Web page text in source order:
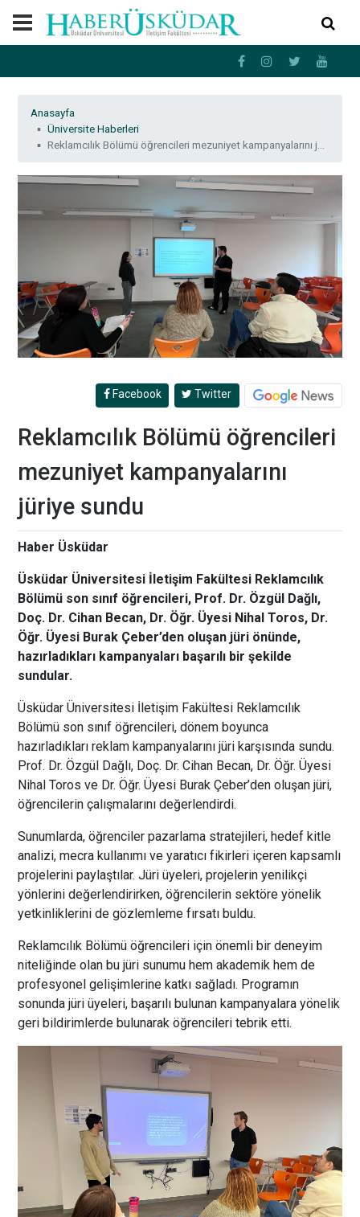
Anasayfa
Üniversite Haberleri
Reklamcılık Bölümü öğrencileri mezuniyet kampanyalarını jüriye sundu
Facebook Twitter
Reklamcılık Bölümü öğrencileri
mezuniyet kampanyalarını
jüriye sundu
Haber Üsküdar
Üsküdar Üniversitesi İletişim Fakültesi Reklamcılık
Bölümü son sınıf öğrencileri, Prof. Dr. Özgül Dağlı,
Doç. Dr. Cihan Becan, Dr. Öğr. Üyesi Nihal Toros, Dr.
Öğr. Üyesi Burak Çeber’den oluşan jüri önünde,
hazırladıkları kampanyaları başarılı bir şekilde
sundular.
Üsküdar Üniversitesi İletişim Fakültesi Reklamcılık
Bölümü son sınıf öğrencileri, dönem boyunca
hazırladıkları reklam kampanyalarını jüri karşısında sundu.
Prof. Dr. Özgül Dağlı, Doç. Dr. Cihan Becan, Dr. Öğr. Üyesi
Nihal Toros ve Dr. Öğr. Üyesi Burak Çeber’den oluşan jüri,
öğrencilerin çalışmalarını değerlendirdi.
Sunumlarda, öğrenciler pazarlama stratejileri, hedef kitle
analizi, mecra kullanımı ve yaratıcı fikirleri içeren kapsamlı
projelerini paylaştılar. Jüri üyeleri, projelerin yenilikçi
yönlerini değerlendirirken, öğrencilerin sektöre yönelik
yetkinliklerini de gözlemleme fırsatı buldu.
Reklamcılık Bölümü öğrencileri için önemli bir deneyim
niteliğinde olan bu jüri sunumu hem akademik hem de
profesyonel gelişimlerine katkı sağladı. Programın
sonunda jüri üyeleri, başarılı bulunan kampanyalara yönelik
geri bildirimlerde bulunarak öğrencileri tebrik etti.